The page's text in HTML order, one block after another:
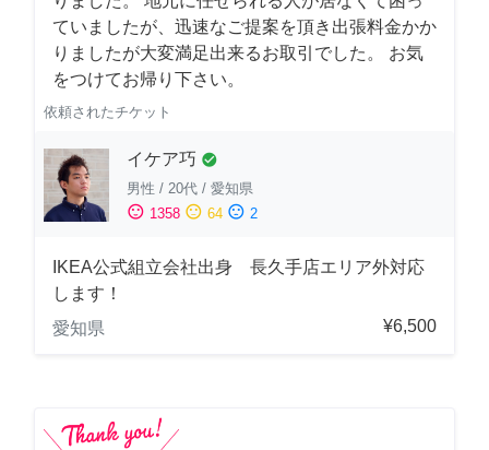
ていましたが、迅速なご提案を頂き出張料金かか
りましたが大変満足出来るお取引でした。 お気
をつけてお帰り下さい。
依頼されたチケット
イケア巧 check_circle
男性 / 20代 / 愛知県
sentiment_satisfied 1358 sentiment_neutral 64 sentiment_dissatisfied 2
IKEA公式組立会社出身 長久手店エリア外対応
します！
愛知県
¥6,500